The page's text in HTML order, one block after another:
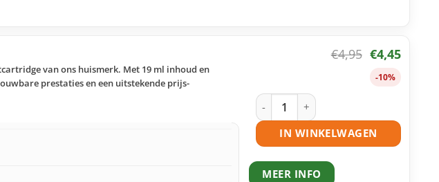
van ons huismerk. Met 19 ml inhoud en
prestaties en een uitstekende prijs-
€4,95 €4,45
-10%
Brother LC900 Y inktcartridge geel
IN WINKELWAGEN
MEER INFO